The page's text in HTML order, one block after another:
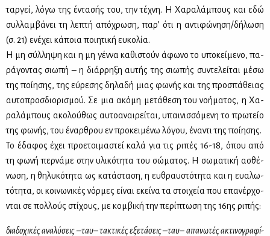
ταρ­γεί, λό­γω της έντα­σής του, την τέ­χνη. Η Χα­ρα­λά­μπους και εδώ
συλ­λαμ­βά­νει τη λε­πτή από­χρω­ση, πα­ρ’ ότι η αντι­φώ­νη­ση/δή­λω­ση
(σ. 21) ενέ­χει κά­ποια ποι­η­τι­κή ευ­κο­λία.
Η μη σύλ­λη­ψη και η μη γέν­να κα­θι­στούν άφω­νο το υπο­κεί­με­νο, πα­
ρά­γο­ντας σιω­πή – η διάρ­ρη­ξη αυ­τής της σιω­πής συ­ντε­λεί­ται μέ­σω
της ποί­η­σης, της εύ­ρε­σης δη­λα­δή μιας φω­νής και της προ­σπά­θειας
αυ­το­προσ­διο­ρι­σμού. Σε μια ακό­μη με­τά­θε­ση του νο­ή­μα­τος, η Χα­
ρα­λά­μπους ακο­λού­θως αυ­το­α­ναι­ρεί­ται, υπαι­νισ­σό­με­νη το πρω­τείο
της φω­νής, του έναρ­θρου εν προ­κει­μέ­νω λό­γου, ένα­ντι της ποί­η­σης.
Το έδα­φος έχει προ­ε­τοι­μα­στεί κα­λά για τις ρι­πές 16-18, όπου από
τη φω­νή περ­νά­με στην υλι­κό­τη­τα του σώ­μα­τος. Η σω­μα­τι­κή ασθέ­
νω­ση, η θη­λυ­κό­τη­τα ως κα­τά­στα­ση, η ευ­θραυ­στό­τη­τα και η ευα­λω­
τό­τη­τα, οι κοι­νω­νι­κές νόρ­μες εί­ναι εκεί­να τα στοι­χεία που επα­νέρ­χο­
νται σε πολ­λούς στί­χους, με κομ­βι­κή την πε­ρί­πτω­ση της 16ης ρι­πής:
δια­δο­χι­κές ανα­λύ­σεις –ταυ– τα­κτι­κές εξε­τά­σεις –ταυ– απα­νω­τές ακτι­νο­γρα­φί­